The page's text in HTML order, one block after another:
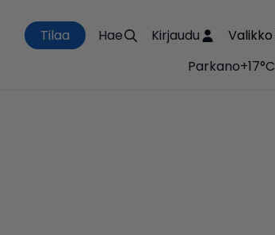
Tilaa Hae Kirjaudu
Valikko
Parkano+17°C